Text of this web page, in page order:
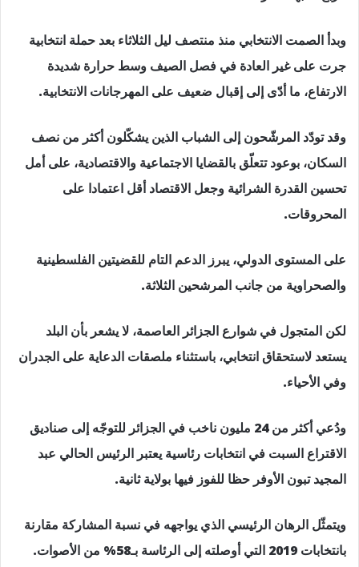
وبدأ الصمت الانتخابي منذ منتصف ليل الثلاثاء بعد حملة انتخابية
جرت على غير العادة في فصل الصيف وسط حرارة شديدة
الارتفاع، ما أدّى إلى إقبال ضعيف على المهرجانات الانتخابية.
وقد تودّد المرشّحون إلى الشباب الذين يشكّلون أكثر من نصف
السكان، بوعود تتعلّق بالقضايا الاجتماعية والاقتصادية، على أمل
تحسين القدرة الشرائية وجعل الاقتصاد أقل اعتمادا على
المحروقات.
على المستوى الدولي، يبرز الدعم التام للقضيتين الفلسطينية
والصحراوية من جانب المرشحين الثلاثة.
لكن المتجول في شوارع الجزائر العاصمة، لا يشعر بأن البلد
يستعد لاستحقاق انتخابي، باستثناء ملصقات الدعاية على الجدران
وفي الأحياء.
ودُعي أكثر من 24 مليون ناخب في الجزائر للتوجّه إلى صناديق
الاقتراع السبت في انتخابات رئاسية يعتبر الرئيس الحالي عبد
المجيد تبون الأوفر حظا للفوز فيها بولاية ثانية.
ويتمثّل الرهان الرئيسي الذي يواجهه في نسبة المشاركة مقارنة
بانتخابات 2019 التي أوصلته إلى الرئاسة بـ58% من الأصوات.